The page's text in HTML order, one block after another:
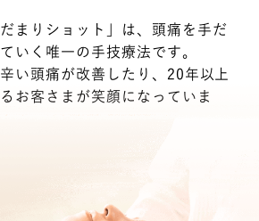
まりショット」は、頭痛を手だ
いく唯一の手技療法です。
い頭痛が改善したり、20年以上
お客さまが笑顔になっていま